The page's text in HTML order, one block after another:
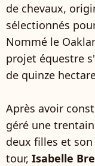
de chevaux,
sélectionnés
Nommé le
projet équestre
de quinze
Après avoir
géré une
deux filles et
tour, Isabelle